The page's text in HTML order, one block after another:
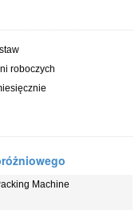
roboczych
Machine